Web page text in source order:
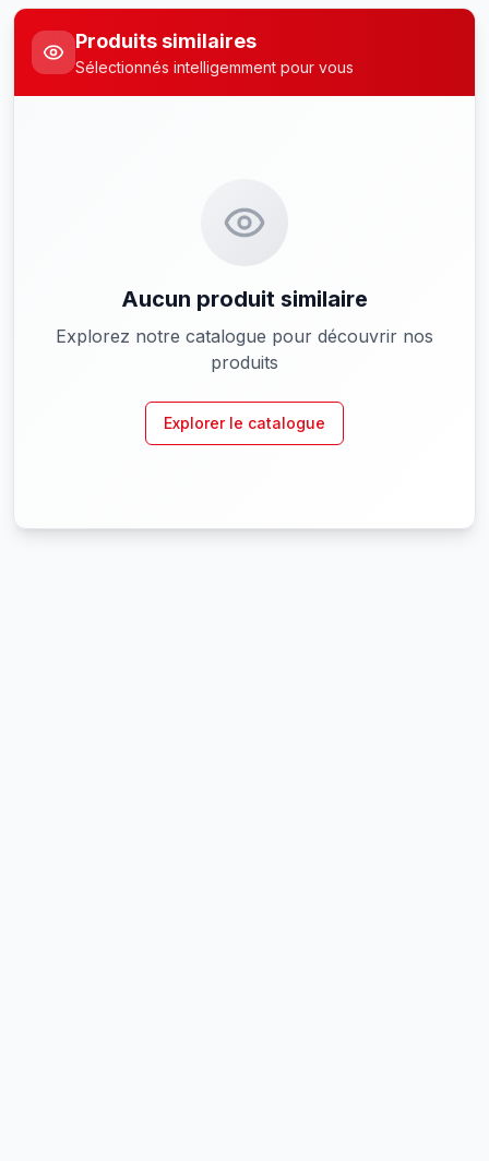
Produits similaires
Sélectionnés intelligemment pour vous
Aucun produit similaire
Explorez notre catalogue pour découvrir nos
produits
Explorer le catalogue